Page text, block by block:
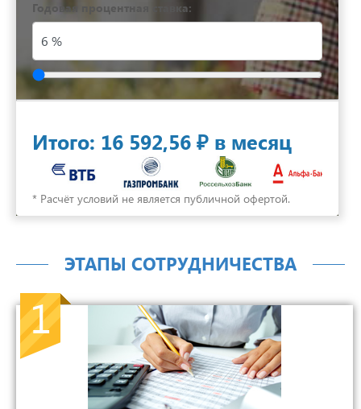
Годовая процентная ставка:
Итого: 16 592,56 ₽ в месяц
* Расчёт условий не является публичной офертой.
ЭТАПЫ СОТРУДНИЧЕСТВА
1